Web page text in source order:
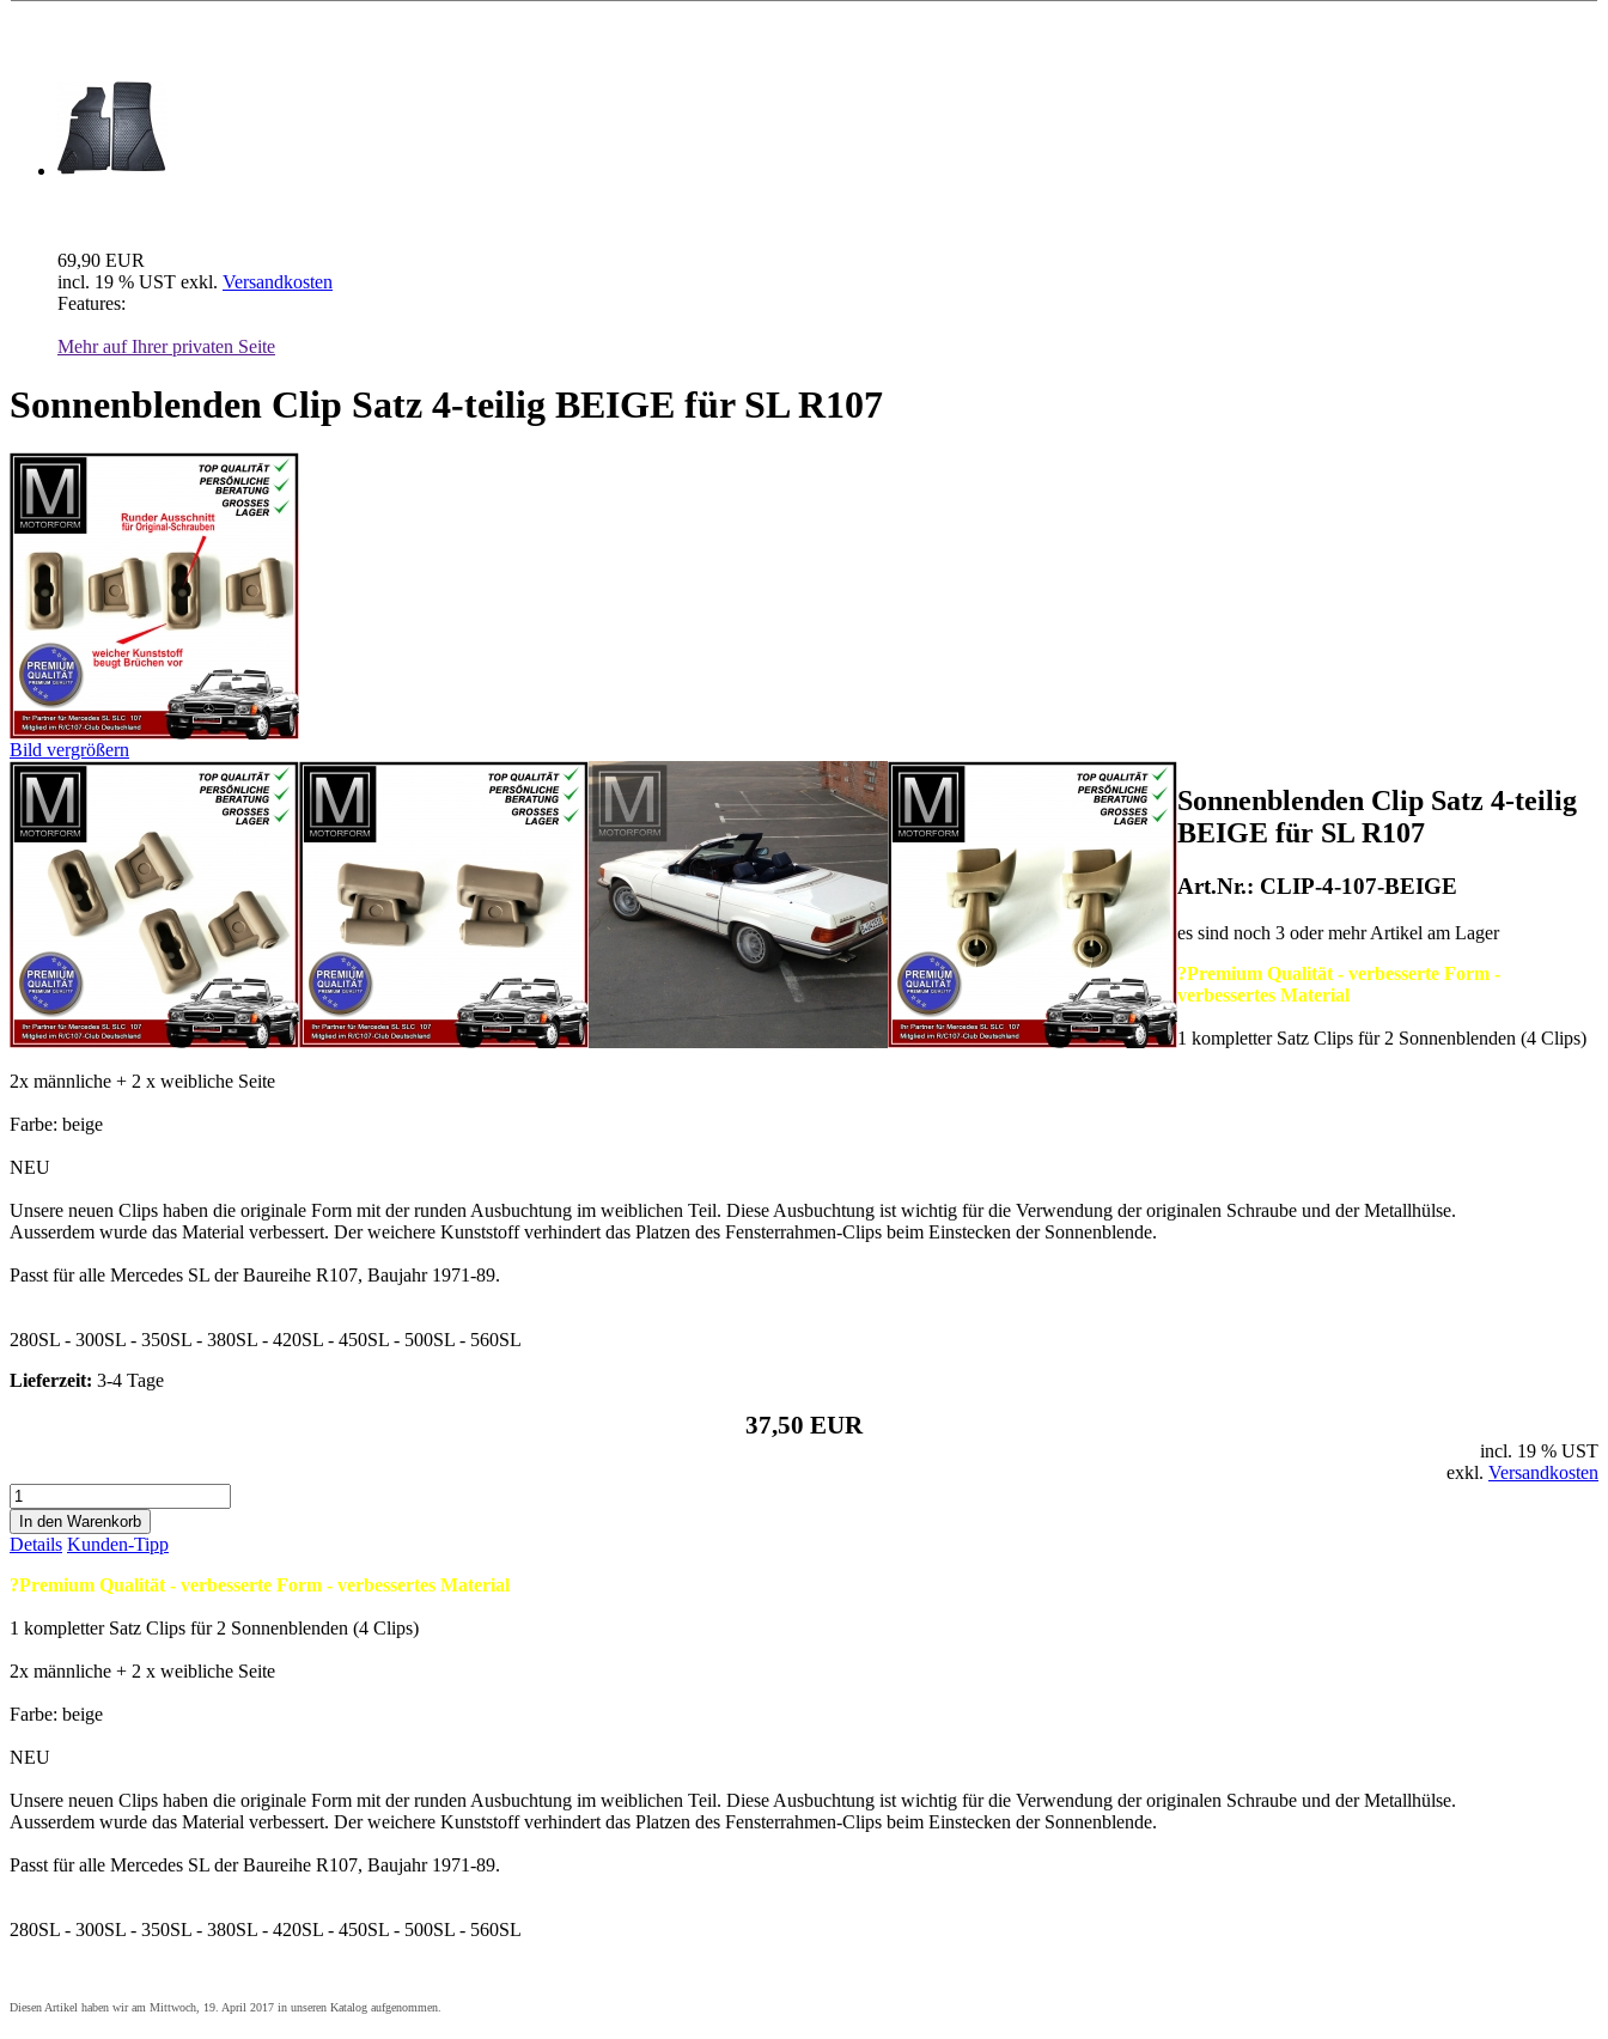
69,90 EUR
incl. 19 % UST exkl. Versandkosten
Features:
Mehr auf Ihrer privaten Seite
Sonnenblenden Clip Satz 4-teilig BEIGE für SL R107
Bild vergrößern
Sonnenblenden Clip Satz 4-teilig
BEIGE für SL R107
Art.Nr.: CLIP-4-107-BEIGE
es sind noch 3 oder mehr Artikel am Lager
?Premium Qualität - verbesserte Form -
verbessertes Material
1 kompletter Satz Clips für 2 Sonnenblenden (4 Clips)
2x männliche + 2 x weibliche Seite
Farbe: beige
NEU
Unsere neuen Clips haben die originale Form mit der runden Ausbuchtung im weiblichen Teil. Diese Ausbuchtung ist wichtig für die Verwendung der originalen Schraube und der Metallhülse.
Ausserdem wurde das Material verbessert. Der weichere Kunststoff verhindert das Platzen des Fensterrahmen-Clips beim Einstecken der Sonnenblende.
Passt für alle Mercedes SL der Baureihe R107, Baujahr 1971-89.
280SL - 300SL - 350SL - 380SL - 420SL - 450SL - 500SL - 560SL
Lieferzeit: 3-4 Tage
37,50 EUR
incl. 19 % UST
exkl. Versandkosten
Details Kunden-Tipp
?Premium Qualität - verbesserte Form - verbessertes Material
1 kompletter Satz Clips für 2 Sonnenblenden (4 Clips)
2x männliche + 2 x weibliche Seite
Farbe: beige
NEU
Unsere neuen Clips haben die originale Form mit der runden Ausbuchtung im weiblichen Teil. Diese Ausbuchtung ist wichtig für die Verwendung der originalen Schraube und der Metallhülse.
Ausserdem wurde das Material verbessert. Der weichere Kunststoff verhindert das Platzen des Fensterrahmen-Clips beim Einstecken der Sonnenblende.
Passt für alle Mercedes SL der Baureihe R107, Baujahr 1971-89.
280SL - 300SL - 350SL - 380SL - 420SL - 450SL - 500SL - 560SL
Diesen Artikel haben wir am Mittwoch, 19. April 2017 in unseren Katalog aufgenommen.